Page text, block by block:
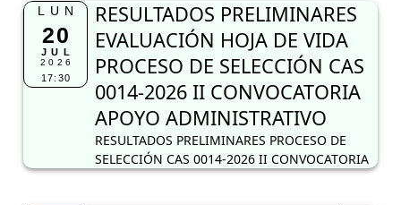
LUN
20
JUL
2026
17:30
RESULTADOS PRELIMINARES
EVALUACIÓN HOJA DE VIDA
PROCESO DE SELECCIÓN CAS
0014-2026 II CONVOCATORIA
APOYO ADMINISTRATIVO
RESULTADOS PRELIMINARES PROCESO DE
SELECCIÓN CAS 0014-2026 II CONVOCATORIA